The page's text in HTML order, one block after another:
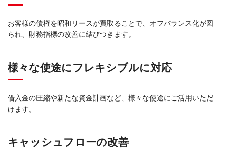
お客様の債権を昭和リースが買取ることで、オフバランス化が図
られ、財務指標の改善に結びつきます。
様々な使途にフレキシブルに対応
借入金の圧縮や新たな資金計画など、様々な使途にご活用いただ
けます。
キャッシュフローの改善